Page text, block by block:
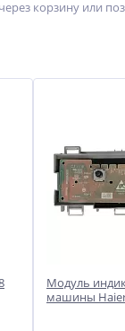
корзину или
Модуль
машины Haier